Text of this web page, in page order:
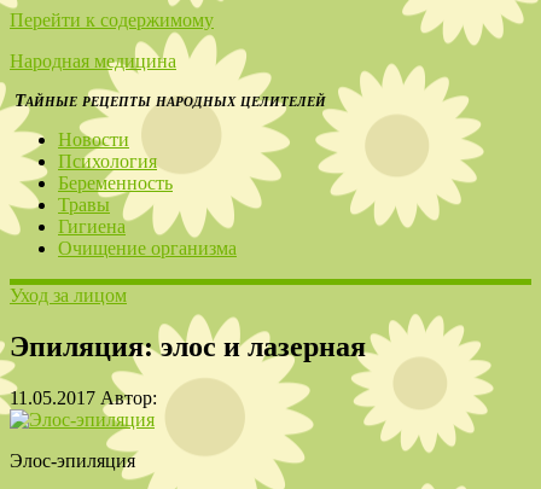
Перейти к содержимому
Народная медицина
Тайные рецепты народных целителей
Новости
Психология
Беременность
Травы
Гигиена
Очищение организма
Уход за лицом
Эпиляция: элос и лазерная
11.05.2017 Автор:
Элос-эпиляция